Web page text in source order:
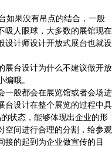
果没有吊点的结合，一般
吸人眼球，大多数的展馆现在
设计师设计开放式展台也就设
台设计为什么不建议做开放
哦。
般都会在展览馆或者会场进
台设计在整个展览的过程中具
状态，能够体现出企业的形
空间进行合理的分割，给参观
接的起到为企业做宣传的目